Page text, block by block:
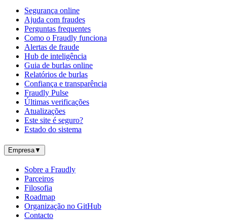
Segurança online
Ajuda com fraudes
Perguntas frequentes
Como o Fraudly funciona
Alertas de fraude
Hub de inteligência
Guia de burlas online
Relatórios de burlas
Confiança e transparência
Fraudly Pulse
Últimas verificações
Atualizações
Este site é seguro?
Estado do sistema
Empresa▼
Sobre a Fraudly
Parceiros
Filosofia
Roadmap
Organização no GitHub
Contacto